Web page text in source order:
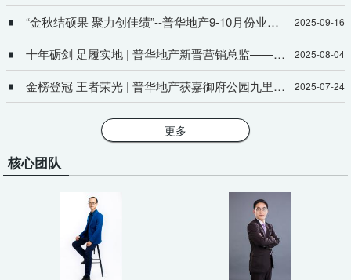
“金秋结硕果 聚力创佳绩”--普华地产9-10月份业绩冲刺誓师大会战火已燃！ 2025-09-16
十年砺剑 足履实地 | 普华地产新晋营销总监——李兴华 2025-08-04
金榜登冠 王者荣光 | 普华地产获嘉御府公园九里团队业绩一路长虹！ 2025-07-24
更多
核心团队